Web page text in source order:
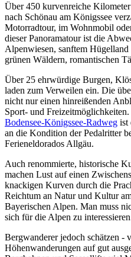
Über 450 kurvenreiche
nach Schönau am Königssee
Motorradtour, im Wohnmobil
dieser Panoramatour ist die
Alpenwiesen, sanftem
grünen Wäldern, romantischen
Über 25 ehrwürdige Burgen,
laden zum Verweilen ein. Die
nicht nur einen hinreißenden
Sport- und
Bodensee-Königssee-Radweg ist
an die Kondition der Pedalritter
Ferieneldorados Allgäu.
Auch renommierte, historische
machen Lust auf einen
knackigen Kurven durch die
Reichtum an Natur und Kultur
Bayerischen Alpen. Man muss
sich für die Alpen zu
Bergwanderer jedoch schätzen -
Höhenwanderungen auf gut